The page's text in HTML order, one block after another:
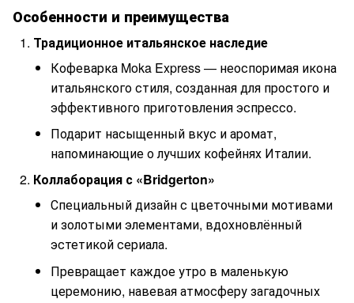
Особенности и преимущества
Традиционное итальянское наследие
Кофеварка Moka Express — неоспоримая икона
итальянского стиля, созданная для простого и
эффективного приготовления эспрессо.
Подарит насыщенный вкус и аромат,
напоминающие о лучших кофейнях Италии.
Коллаборация с «Bridgerton»
Специальный дизайн с цветочными мотивами
и золотыми элементами, вдохновлённый
эстетикой сериала.
Превращает каждое утро в маленькую
церемонию, навевая атмосферу загадочных